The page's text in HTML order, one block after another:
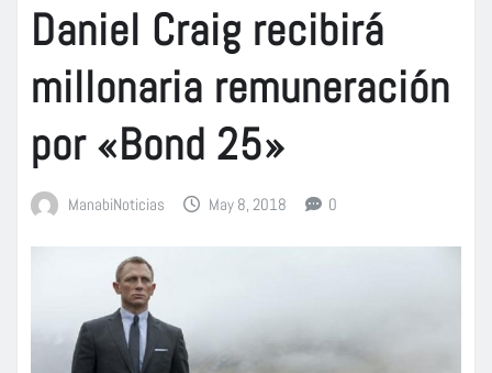
Daniel Craig recibirá
millonaria remuneración
por «Bond 25»
ManabiNoticias May 8, 2018 0